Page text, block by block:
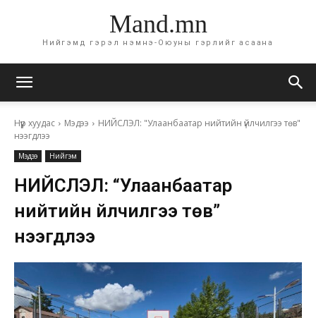
Mand.mn
Нийгэмд гэрэл нэмнэ-Оюуны гэрлийг асаана
Нүүр хуудас Мэдээ
НИЙСЛЭЛ: "Улаанбаатар нийтийн үйлчилгээ төв"
нээгдлээ
Мэдээ Нийгэм
НИЙСЛЭЛ: “Улаанбаатар
нийтийн үйлчилгээ төв”
нээгдлээ